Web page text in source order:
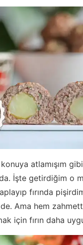
atlamışım
İşte getirdiğim o
fırında
Ama hem
için fırın daha